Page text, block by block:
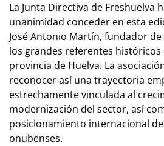
La Junta Directiva de Freshuelva
unanimidad conceder en esta
José Antonio Martín, fundador
los grandes referentes históricos
provincia de Huelva. La
reconocer así una trayectoria
estrechamente vinculada al
modernización del sector, así
posicionamiento internacional
onubenses.